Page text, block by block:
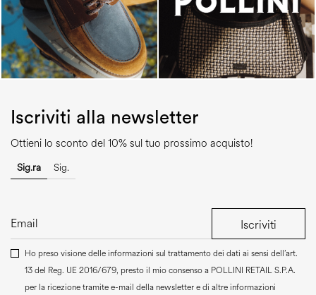
Iscriviti alla newsletter
Ottieni lo sconto del 10% sul tuo prossimo acquisto!
Sig.ra Sig.
Iscriviti
Ho preso visione delle informazioni sul trattamento dei dati ai sensi dell’art.
13 del Reg. UE 2016/679, presto il mio consenso a POLLINI RETAIL S.P.A.
per la ricezione tramite e-mail della newsletter e di altre informazioni